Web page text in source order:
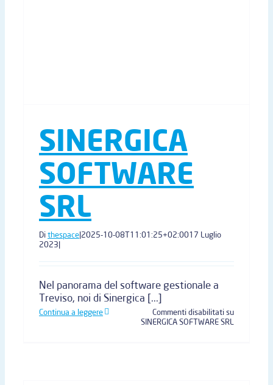
SINERGICA
SOFTWARE
SRL
Dithespace|2025-10-08T11:01:25+02:0017 Luglio
2023|
Nel panorama del software gestionale a
Treviso, noi di Sinergica [...]
Continua a leggere Commenti disabilitatisu
SINERGICA SOFTWARE SRL